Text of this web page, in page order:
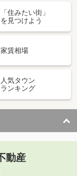
「住みたい街」
を見つけよう
家賃相場
人気タウン
ランキング
動産